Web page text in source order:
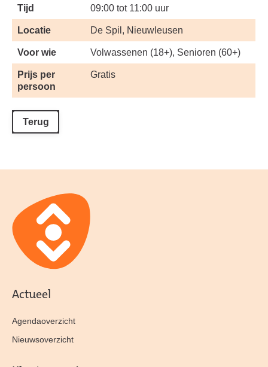
Tijd 09:00 tot 11:00 uur
Locatie De Spil, Nieuwleusen
Voor wie Volwassenen (18+), Senioren (60+)
Prijs per
persoon
Gratis
Terug
Actueel
Agendaoverzicht
Nieuwsoverzicht